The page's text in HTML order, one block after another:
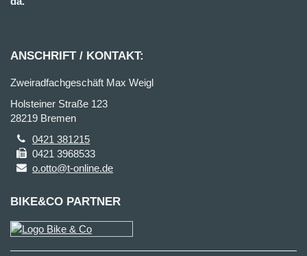
ANSCHRIFT / KONTAKT:
Zweiradfachgeschäft Max Weigl
Holsteiner Straße 123
28219 Bremen
0421 381215
0421 3968533
o.otto@t-online.de
BIKE&CO PARTNER